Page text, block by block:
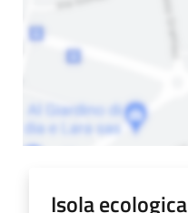
Isola ecologica